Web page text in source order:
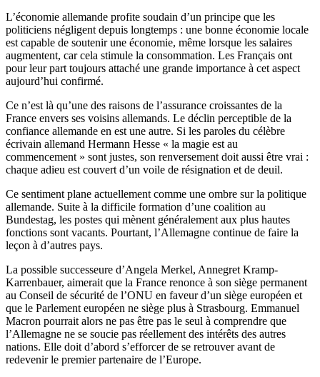
L’économie allemande profite soudain d’un principe que les
politiciens négligent depuis longtemps : une bonne économie locale
est capable de soutenir une économie, même lorsque les salaires
augmentent, car cela stimule la consommation. Les Français ont
pour leur part toujours attaché une grande importance à cet aspect
aujourd’hui confirmé.
Ce n’est là qu’une des raisons de l’assurance croissantes de la
France envers ses voisins allemands. Le déclin perceptible de la
confiance allemande en est une autre. Si les paroles du célèbre
écrivain allemand Hermann Hesse « la magie est au
commencement » sont justes, son renversement doit aussi être vrai :
chaque adieu est couvert d’un voile de résignation et de deuil.
Ce sentiment plane actuellement comme une ombre sur la politique
allemande. Suite à la difficile formation d’une coalition au
Bundestag, les postes qui mènent généralement aux plus hautes
fonctions sont vacants. Pourtant, l’Allemagne continue de faire la
leçon à d’autres pays.
La possible successeure d’Angela Merkel, Annegret Kramp-
Karrenbauer, aimerait que la France renonce à son siège permanent
au Conseil de sécurité de l’ONU en faveur d’un siège européen et
que le Parlement européen ne siège plus à Strasbourg. Emmanuel
Macron pourrait alors ne pas être pas le seul à comprendre que
l’Allemagne ne se soucie pas réellement des intérêts des autres
nations. Elle doit d’abord s’efforcer de se retrouver avant de
redevenir le premier partenaire de l’Europe.